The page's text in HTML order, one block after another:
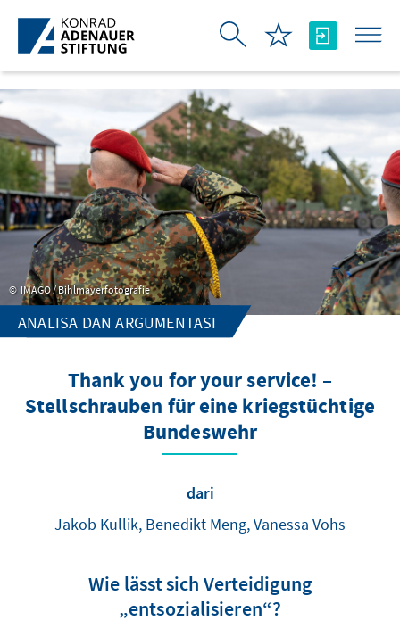
Skip to Main Content
IMAGO / Bihlmayerfotografie
ANALISA DAN ARGUMENTASI
Thank you for your service! –
Stellschrauben für eine kriegstüchtige
Bundeswehr
dari
Jakob Kullik, Benedikt Meng, Vanessa Vohs
Wie lässt sich Verteidigung
„entsozialisieren“?